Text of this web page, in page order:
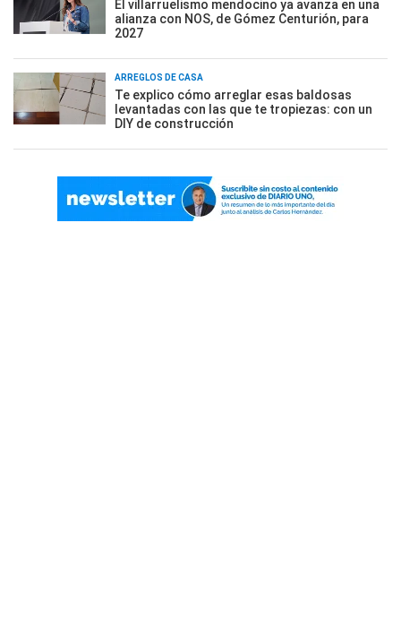
El villarruelismo mendocino ya avanza en una
alianza con NOS, de Gómez Centurión, para
2027
ARREGLOS DE CASA
Te explico cómo arreglar esas baldosas
levantadas con las que te tropiezas: con un
DIY de construcción